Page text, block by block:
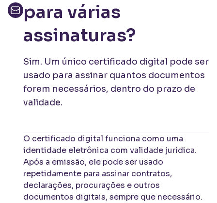
para várias
assinaturas?
Sim. Um único certificado digital pode ser
usado para assinar quantos documentos
forem necessários, dentro do prazo de
validade.
O certificado digital funciona como uma
identidade eletrônica com validade jurídica.
Após a emissão, ele pode ser usado
repetidamente para assinar contratos,
declarações, procurações e outros
documentos digitais, sempre que necessário.